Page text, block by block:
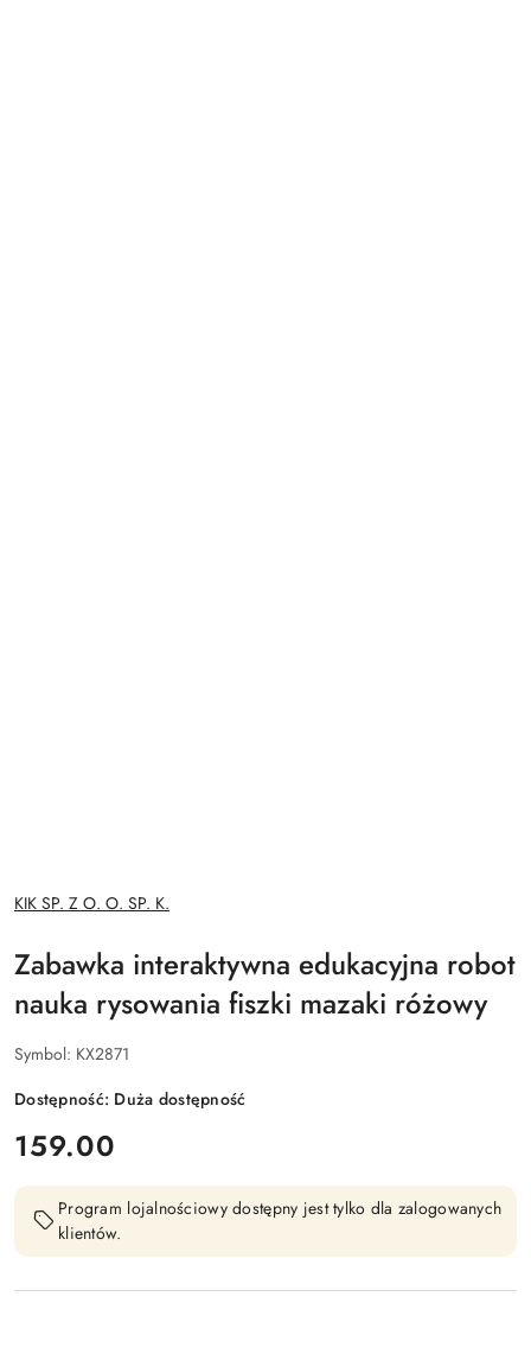
NAZWA
PRODUCENTA:
KIK SP. Z O. O. SP. K.
Zabawka interaktywna edukacyjna robot
nauka rysowania fiszki mazaki różowy
Symbol: KX2871
Dostępność: Duża dostępność
cena:
159.00
Program lojalnościowy dostępny jest tylko dla zalogowanych
klientów.